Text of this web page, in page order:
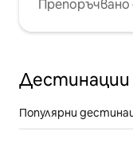
Дестинации
Популярни